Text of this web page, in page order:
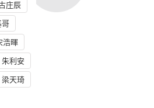
庄辰
哥
浩暉
朱利安
梁天琦